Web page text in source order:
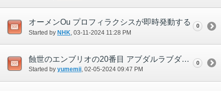
オーメンOu プロフィラクシスが即時発動する
Started by NHK‎, 03-11-2024 11:28 PM
0
蝕世のエンブリオの20番目 アブダルラブダショック にてイベント中に固まる
Started by yumemii‎, 02-05-2024 09:47 PM
0